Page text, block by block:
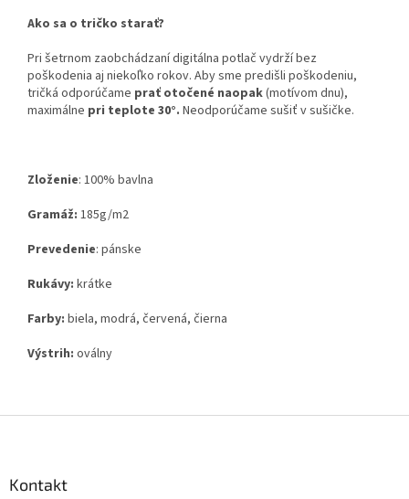
Ako sa o tričko starať?
Pri šetrnom zaobchádzaní digitálna potlač vydrží bez
poškodenia aj niekoľko rokov. Aby sme predišli poškodeniu,
tričká odporúčame prať otočené naopak(motívom dnu),
maximálne pri teplote 30°. Neodporúčame sušiť v sušičke.
Zloženie: 100% bavlna
Gramáž: 185g/m2
Prevedenie: pánske
Rukávy: krátke
Farby: biela, modrá, červená, čierna
Výstrih: oválny
Kontakt